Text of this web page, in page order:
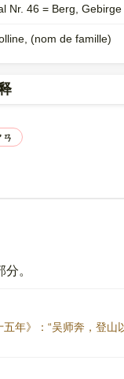
Nr. 46 = Berg, Gebirge
(nom de famille)​
ㄢ
。
五年》：“吴师奔，登